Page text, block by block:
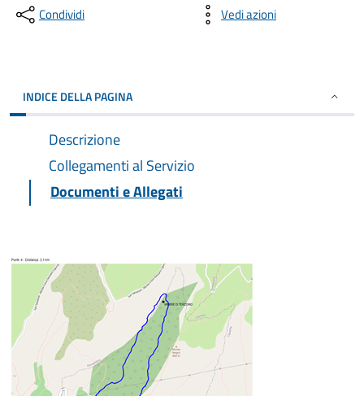
Condividi Vedi azioni
INDICE DELLA PAGINA
Descrizione
Collegamenti al Servizio
Documenti e Allegati